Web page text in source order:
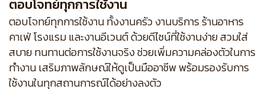
ตอบโจทย์ทุกการใช้งาน
ตอบโจทย์ทุกการใช้งาน ทั้งงานครัว งานบริการ ร้านอาหาร
คาเฟ่ โรงแรม และงานอีเวนต์ ด้วยดีไซน์ที่ใช้งานง่าย สวมใส่
สบาย ทนทานต่อการใช้งานจริง ช่วยเพิ่มความคล่องตัวในการ
ทำงาน เสริมภาพลักษณ์ให้ดูเป็นมืออาชีพ พร้อมรองรับการ
ใช้งานในทุกสถานการณ์ได้อย่างลงตัว